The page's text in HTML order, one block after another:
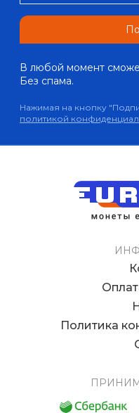
В любой момент
Без спама.
Нажимая на кнопку
политикой
Политика